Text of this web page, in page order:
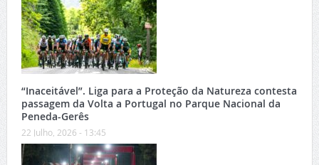
“Inaceitável”. Liga para a Proteção da Natureza contesta
passagem da Volta a Portugal no Parque Nacional da
Peneda-Gerês
22 Julho, 2026 - 13:45